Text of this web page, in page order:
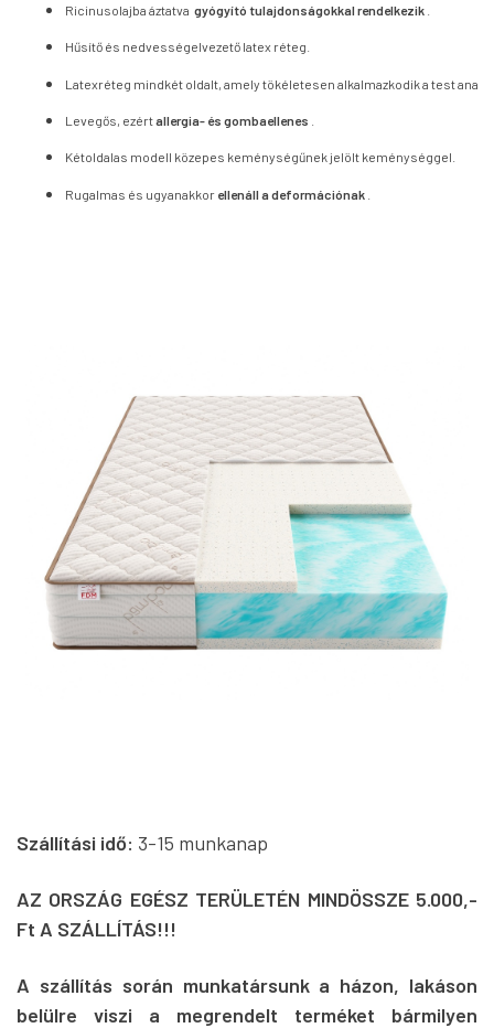
Ricinusolajba áztatva gyógyító tulajdonságokkal rendelkezik
Hűsítő és nedvességelvezető latex réteg.
Latexréteg mindkét oldalt, amely tökéletesen alkalmazkodik a test
Levegős, ezértallergia- és gombaellenes
Kétoldalas modell közepes keménységűnek jelölt keménységgel.
Rugalmas és ugyanakkor ellenáll a deformációnak
Szállítási idő: 3-15 munkanap
AZ ORSZÁG EGÉSZ TERÜLETÉN MINDÖSSZE 5.000,-
Ft A SZÁLLÍTÁS!!!
A szállítás során munkatársunk a házon, lakáson
belülre viszi a megrendelt terméket bármilyen